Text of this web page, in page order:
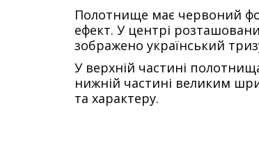
Полотнище має червоний
ефект. У центрі
зображено український
У верхній частині
нижній частині великим
та характеру.